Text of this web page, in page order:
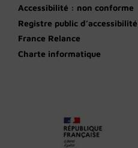
Accessibilité : non conforme
Registre public d’accessibilité
France Relance
Charte informatique